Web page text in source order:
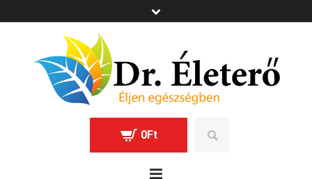
0Ft